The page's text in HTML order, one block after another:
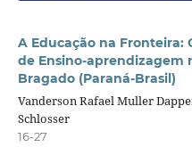
A Educação na Fronteira:
de Ensino-aprendizagem
Bragado (Paraná-Brasil)
Vanderson Rafael Muller
Schlosser
16-27